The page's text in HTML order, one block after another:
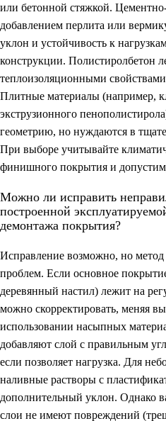
или бетонной стяжкой.
добавлением перлита или
уклон и устойчивость к
конструкции. Полистиролбетон
теплоизоляционными
Плитные материалы (например,
экструзионного
геометрию, но нуждаются в
При выборе учитывайте
финишного покрытия и
Можно ли исправить
построенной
демонтажа покрытия?
Исправление возможно, но
проблем. Если основное
деревянный настил) лежит на
можно скорректировать, меняя
использовании насыпных
добавляют слой с правильным
если позволяет нагрузка. Для
наливные растворы с
дополнительный уклон. Однако
слои не имеют повреждений